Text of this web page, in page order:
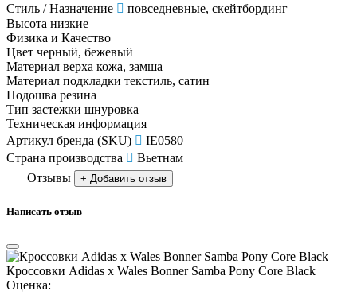
Стиль / Назначение
повседневные, скейтбординг
Высота низкие
Физика и Качество
Цвет черный, бежевый
Материал верха кожа, замша
Материал подкладки текстиль, сатин
Подошва резина
Тип застежки шнуровка
Техническая информация
Артикул бренда (SKU)
IE0580
Страна производства
Вьетнам
Отзывы
+ Добавить отзыв
Написать отзыв
Кроссовки Adidas x Wales Bonner Samba Pony Core Black
Оценка: